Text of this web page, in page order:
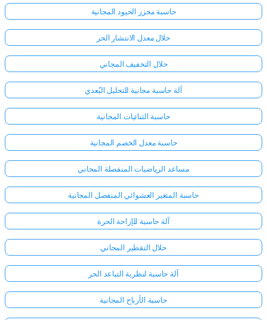
حاسبة محزز الحيود المجانية
حلال معدل الانتشار الحر
حلال التخفيف المجاني
آلة حاسبة مجانية للتحليل البُعدي
حاسبة الثنائيات المجانية
حاسبة معدل الخصم المجانية
مساعد الرياضيات المنفصلة المجاني
حاسبة المتغير العشوائي المنفصل المجانية
آلة حاسبة للإزاحة الحرة
حلال التقطير المجاني
آلة حاسبة لنظرية التباعد الحر
حاسبة الأرباح المجانية